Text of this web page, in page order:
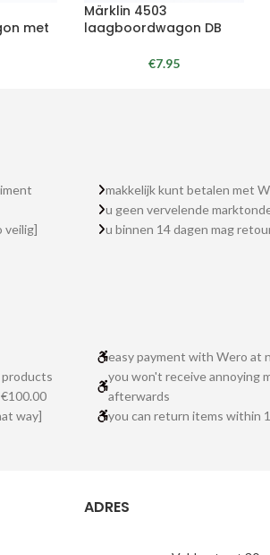
met
Märklin 4503
laagboordwagon DB
€7.95
veilig]
makkelijk kunt betalen met
u geen vervelende
u binnen 14 dagen mag
products
way]
easy payment with Wero at
you won't receive annoying
afterwards
you can return items within
ADRES